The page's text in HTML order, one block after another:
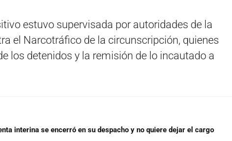
estuvo supervisada por autoridades de la
el Narcotráfico de la circunscripción, quienes
los detenidos y la remisión de lo incautado a
interina se encerró en su despacho y no quiere dejar el cargo